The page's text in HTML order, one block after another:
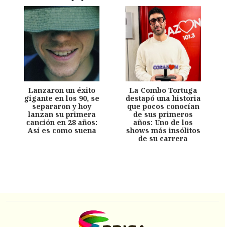
Lanzaron un éxito
gigante en los 90, se
separaron y hoy
lanzan su primera
canción en 28 años:
Así es como suena
La Combo Tortuga
destapó una historia
que pocos conocían
de sus primeros
años: Uno de los
shows más insólitos
de su carrera